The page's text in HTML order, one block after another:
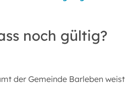
noch gültig?
der Gemeinde Barleben weist